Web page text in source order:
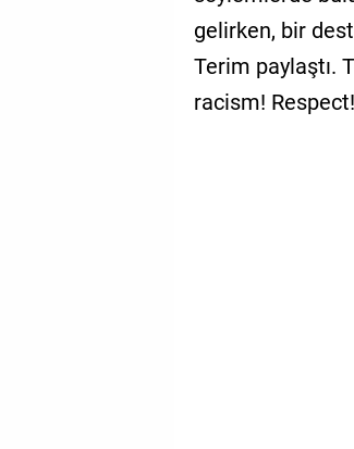
gelirken, bir
Terim paylaştı.
racism!